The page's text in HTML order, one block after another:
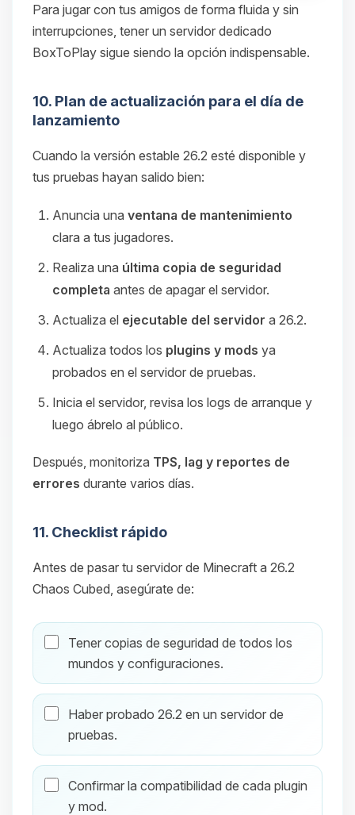
Para jugar con tus amigos de forma fluida y sin
interrupciones, tener un servidor dedicado
BoxToPlay sigue siendo la opción indispensable.
10. Plan de actualización para el día de
lanzamiento
Cuando la versión estable 26.2 esté disponible y
tus pruebas hayan salido bien:
Anuncia una ventana de mantenimiento
clara a tus jugadores.
Realiza una última copia de seguridad
completa antes de apagar el servidor.
Actualiza el ejecutable del servidor a 26.2.
Actualiza todos los plugins y mods ya
probados en el servidor de pruebas.
Inicia el servidor, revisa los logs de arranque y
luego ábrelo al público.
Después, monitoriza TPS, lag y reportes de
errores durante varios días.
11. Checklist rápido
Antes de pasar tu servidor de Minecraft a 26.2
Chaos Cubed, asegúrate de:
Tener copias de seguridad de todos los
mundos y configuraciones.
Haber probado 26.2 en un servidor de
pruebas.
Confirmar la compatibilidad de cada plugin
y mod.